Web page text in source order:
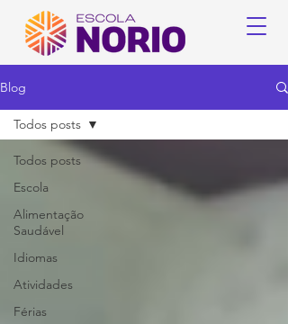
Blog
Todos posts
Escola
Alimentação
Saudável
Idiomas
Atividades
Férias
Todos posts